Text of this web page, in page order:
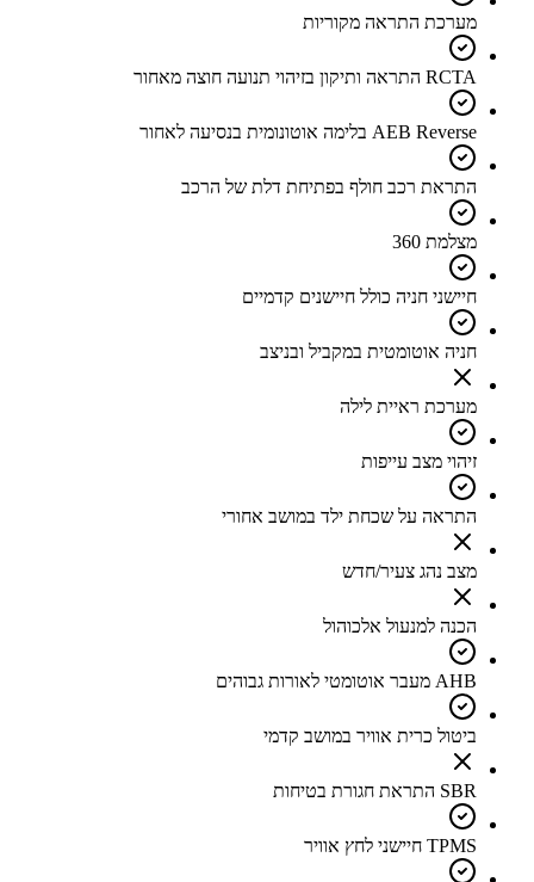
מערכת התראה מקוריות
RCTA התראה ותיקון בזיהוי תנועה חוצה מאחור
AEB Reverse בלימה אוטונומית בנסיעה לאחור
התראת רכב חולף בפתיחת דלת של הרכב
מצלמת 360
חיישני חניה כולל חיישנים קדמיים
חניה אוטומטית במקביל ובניצב
מערכת ראיית לילה
זיהוי מצב עייפות
התראה על שכחת ילד במושב אחורי
מצב נהג צעיר/חדש
הכנה למנעול אלכוהול
AHB מעבר אוטומטי לאורות גבוהים
ביטול כרית אוויר במושב קדמי
SBR התראת חגורת בטיחות
TPMS חיישני לחץ אוויר